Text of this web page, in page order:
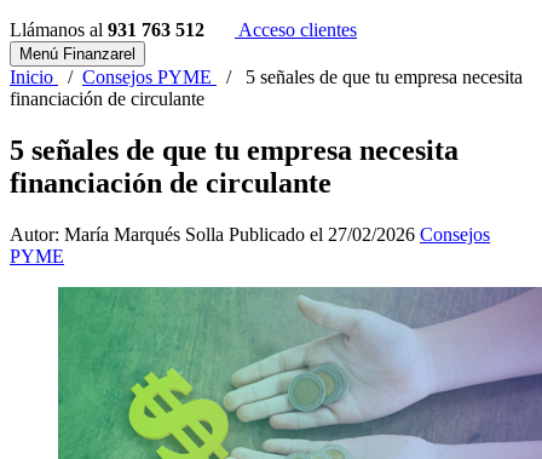
Llámanos al 931 763 512 Acceso clientes
Menú Finanzarel
Inicio / Consejos PYME / 5 señales de que tu empresa necesita
financiación de circulante
5 señales de que tu empresa necesita
financiación de circulante
Autor: María Marqués Solla Publicado el 27/02/2026 Consejos
PYME